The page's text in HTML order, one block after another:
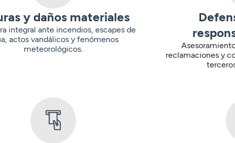
y daños materiales
integral ante incendios, escapes de
actos vandálicos y fenómenos
meteorológicos.
reclamaciones y